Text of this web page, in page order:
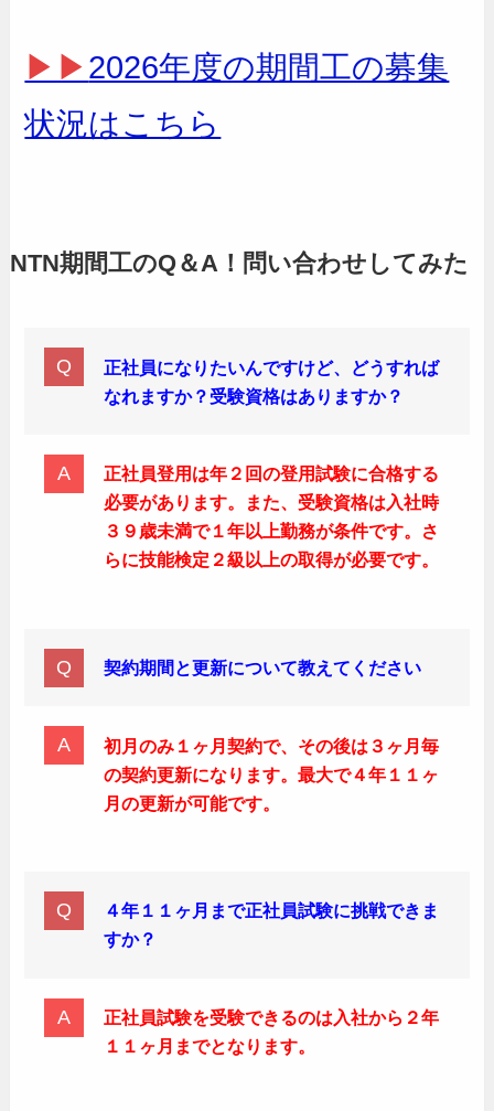
▶▶2026年度の期間工の募集
状況はこちら
NTN期間工のQ＆A！問い合わせしてみた
正社員になりたいんですけど、どうすれば
なれますか？受験資格はありますか？
正社員登用は年２回の登用試験に合格する
必要があります。また、受験資格は入社時
３９歳未満で１年以上勤務が条件です。さ
らに技能検定２級以上の取得が必要です。
契約期間と更新について教えてください
初月のみ１ヶ月契約で、その後は３ヶ月毎
の契約更新になります。最大で４年１１ヶ
月の更新が可能です。
４年１１ヶ月まで正社員試験に挑戦できま
すか？
正社員試験を受験できるのは入社から２年
１１ヶ月までとなります。